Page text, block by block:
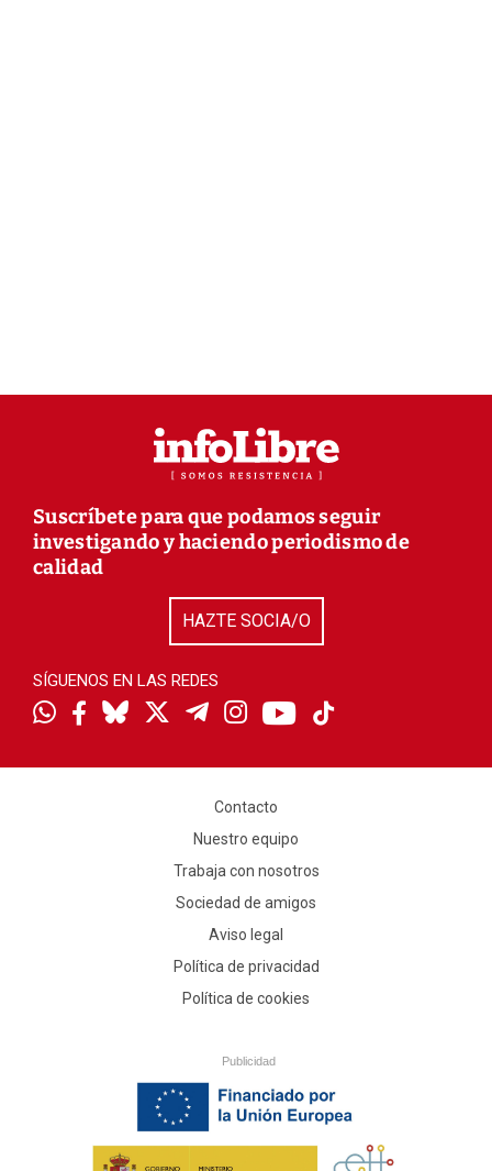
Suscríbete para que podamos seguir
investigando y haciendo periodismo de
calidad
HAZTE SOCIA/O
SÍGUENOS EN LAS REDES
Contacto
Nuestro equipo
Trabaja con nosotros
Sociedad de amigos
Aviso legal
Política de privacidad
Política de cookies
Publicidad